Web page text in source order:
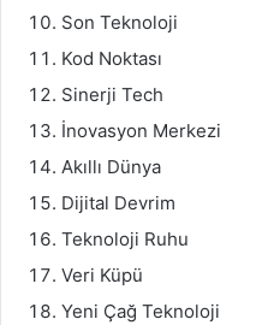
Son Teknoloji
Kod Noktası
Sinerji Tech
İnovasyon Merkezi
Akıllı Dünya
Dijital Devrim
Teknoloji Ruhu
Veri Küpü
Yeni Çağ Teknoloji